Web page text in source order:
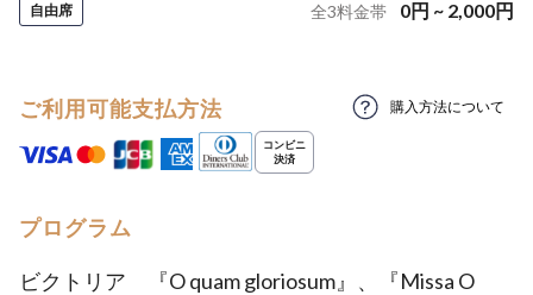
自由席 全3料金帯 0円 ~ 2,000円
ご利用可能支払方法 購入方法について
プログラム
ビクトリア 『O quam gloriosum』、『Missa O